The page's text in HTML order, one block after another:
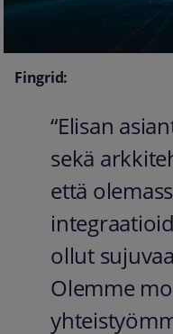
Fingrid:
“Elisan
sekä
että
ollut
Olemme